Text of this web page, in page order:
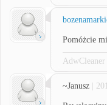
Pomóżcie
AdwCleaner
~Janusz |